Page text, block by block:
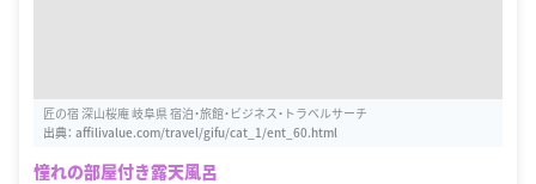
匠の宿 深山桜庵 岐阜県 宿泊・旅館・ビジネス・トラベルサーチ
出典： affilivalue.com/travel/gifu/cat_1/ent_60.html
憧れの部屋付き露天風呂